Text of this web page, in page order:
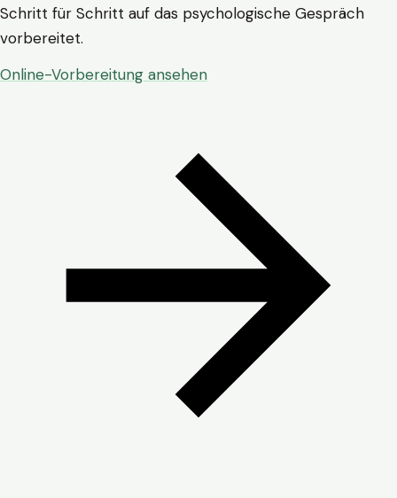
Schritt für Schritt auf das psychologische Gespräch
vorbereitet.
Online-Vorbereitung ansehen